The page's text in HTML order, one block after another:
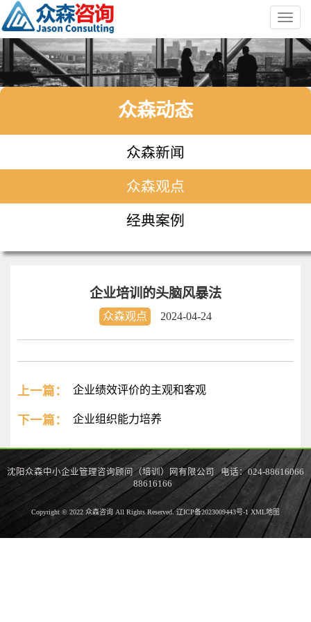
众森动态
众森新闻
众森观点
经典案例
企业培训的头脑风暴法
众森观点 2024-04-24
上一篇： 企业绩效评价的主观和客观
下一篇： 企业组织能力培养
沈阳众森中小企业管理咨询顾问（培训）网有限公司 电话：024-88616066
88616166
Copyright © 2022 众森咨询 All Rights Reserved.辽ICP备2023009443号-1XML地图